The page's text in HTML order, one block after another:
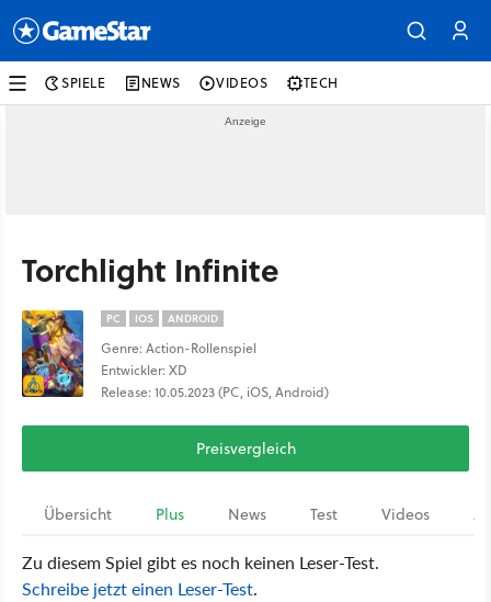
SPIELE NEWS VIDEOS TECH
Torchlight Infinite
PC IOS ANDROID
Genre: Action-Rollenspiel
Entwickler: XD
Release: 10.05.2023 (PC, iOS, Android)
Preisvergleich
Übersicht Plus News Test Videos
Zu diesem Spiel gibt es noch keinen Leser-Test.
Schreibe jetzt einen Leser-Test.